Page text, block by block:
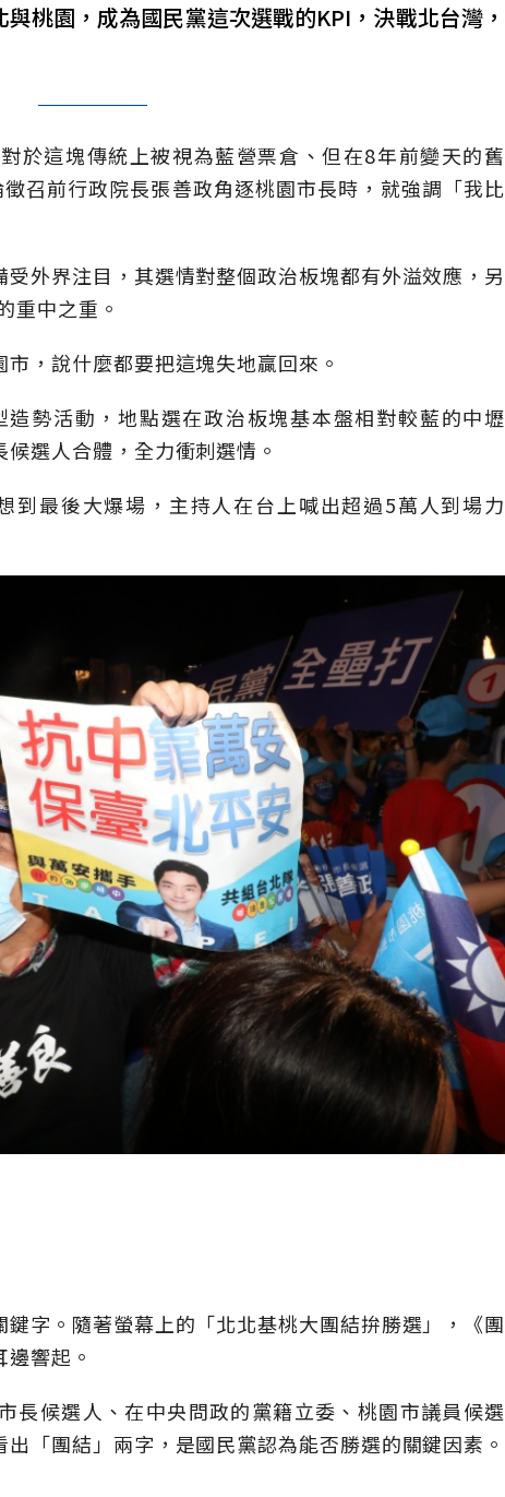
桃園，成為國民黨這次選戰的KPI，決戰北台灣，
於這塊傳統上被視為藍營票倉、但在8年前變天的舊
召前行政院長張善政角逐桃園市長時，就強調「我比
外界注目，其選情對整個政治板塊都有外溢效應，另
重中之重。
，說什麼都要把這塊失地贏回來。
勢活動，地點選在政治板塊基本盤相對較藍的中壢
選人合體，全力衝刺選情。
到最後大爆場，主持人在台上喊出超過5萬人到場力
字。隨著螢幕上的「北北基桃大團結拚勝選」，《團
響起。
長候選人、在中央問政的黨籍立委、桃園市議員候選
「團結」兩字，是國民黨認為能否勝選的關鍵因素。